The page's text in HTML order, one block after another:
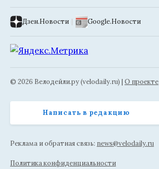
Дзен.Новости | Google.Новости
© 2026 Велодейли.ру (velodaily.ru) | О проекте
Написать в редакцию
Реклама и обратная связь: news@velodaily.ru
Политика конфиденциальности